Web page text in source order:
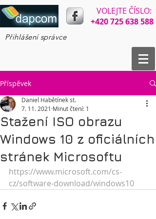
VOLEJTE ČÍSLO:​​
+420 725 638 588
Přihlášení správce
Příspěvek
Stažení ISO obrazu
Windows 10 z oficiálních
stránek Microsoftu
Daniel Habětínek st.
7. 11. 2021 Minut čtení: 1
https://www.microsoft.com/cs-
cz/software-download/windows10